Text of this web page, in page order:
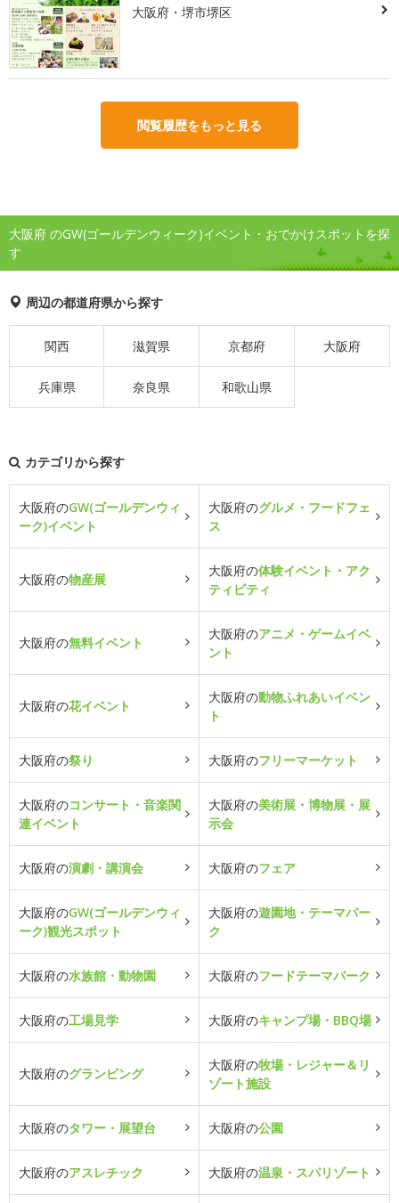
大阪府・堺市堺区
閲覧履歴をもっと見る
大阪府 のGW(ゴールデンウィーク)イベント・おでかけスポットを探
す
周辺の都道府県から探す
関西 滋賀県 京都府 大阪府
兵庫県 奈良県 和歌山県
カテゴリから探す
大阪府のGW(ゴールデンウィ
ーク)イベント
大阪府のグルメ・フードフェ
ス
大阪府の物産展
大阪府の体験イベント・アク
ティビティ
大阪府の無料イベント
大阪府のアニメ・ゲームイベ
ント
大阪府の花イベント
大阪府の動物ふれあいイベン
ト
大阪府の祭り 大阪府のフリーマーケット
大阪府のコンサート・音楽関
連イベント
大阪府の美術展・博物展・展
示会
大阪府の演劇・講演会 大阪府のフェア
大阪府のGW(ゴールデンウィ
ーク)観光スポット
大阪府の遊園地・テーマパー
ク
大阪府の水族館・動物園 大阪府のフードテーマパーク
大阪府の工場見学 大阪府のキャンプ場・BBQ場
大阪府のグランピング
大阪府の牧場・レジャー＆リ
ゾート施設
大阪府のタワー・展望台 大阪府の公園
大阪府のアスレチック 大阪府の温泉・スパリゾート